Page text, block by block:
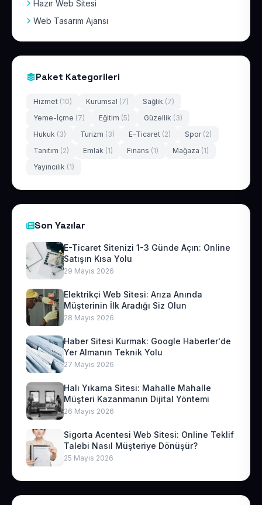
Hazır Web Sitesi
Web Tasarım Ajansı
Paket Kategorileri
Hizmet (10) Kurumsal (7) Sağlık (7)
Yeme-İçme (7) Eğitim (5) Güzellik (3)
Hukuk (3) Turizm (3) E-Ticaret (2) Spor (2)
Tanıtım (2) Emlak (1) Finans (1) Mağaza (1)
Yayıncılık (1)
Son Yazılar
E-Ticaret Sitenizi 1-3 Günde Açın: Online
Satışın Kısa Yolu
29 Mayıs 2026
Elektrikçi Web Sitesi: Arıza Anında
Müşterinin İlk Aradığı Siz Olun
28 Mayıs 2026
Haber Sitesi Kurmak: Google Haberler'de
Yer Almanın Teknik Yolu
27 Mayıs 2026
Halı Yıkama Sitesi: Mahalle Mahalle
Müşteri Kazanmanın Dijital Yöntemi
26 Mayıs 2026
Sigorta Acentesi Web Sitesi: Online Teklif
Talebi Nasıl Müşteriye Dönüşür?
25 Mayıs 2026